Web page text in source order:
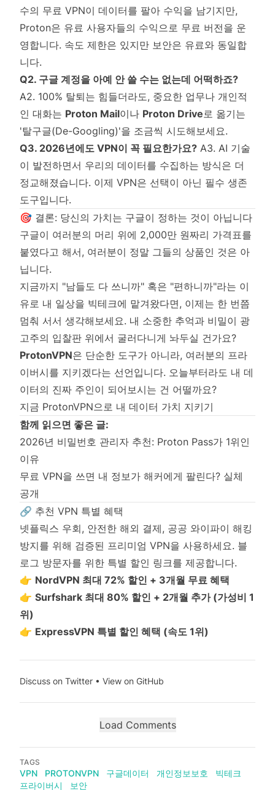
수의 무료 VPN이 데이터를 팔아 수익을 남기지만,
Proton은 유료 사용자들의 수익으로 무료 버전을 운
영합니다. 속도 제한은 있지만 보안은 유료와 동일합
니다.
Q2. 구글 계정을 아예 안 쓸 수는 없는데 어떡하죠?
A2. 100% 탈퇴는 힘들더라도, 중요한 업무나 개인적
인 대화는 Proton Mail이나 Proton Drive 로 옮기는
'탈구글(De-Googling)'을 조금씩 시도해보세요.
Q3. 2026년에도 VPN이 꼭 필요한가요? A3. AI 기술
이 발전하면서 우리의 데이터를 수집하는 방식은 더
정교해졌습니다. 이제 VPN은 선택이 아닌 필수 생존
도구입니다.
🎯 결론: 당신의 가치는 구글이 정하는 것이 아닙니다
구글이 여러분의 머리 위에 2,000만 원짜리 가격표를
붙였다고 해서, 여러분이 정말 그들의 상품인 것은 아
닙니다.
지금까지 "남들도 다 쓰니까" 혹은 "편하니까"라는 이
유로 내 일상을 빅테크에 맡겨왔다면, 이제는 한 번쯤
멈춰 서서 생각해보세요. 내 소중한 추억과 비밀이 광
고주의 입찰판 위에서 굴러다니게 놔두실 건가요?
ProtonVPN은 단순한 도구가 아니라, 여러분의 프라
이버시를 지키겠다는 선언입니다. 오늘부터라도 내 데
이터의 진짜 주인이 되어보시는 건 어떨까요?
지금 ProtonVPN으로 내 데이터 가치 지키기
함께 읽으면 좋은 글:
2026년 비밀번호 관리자 추천: Proton Pass가 1위인
이유
무료 VPN을 쓰면 내 정보가 해커에게 팔린다? 실체
공개
🔗 추천 VPN 특별 혜택
넷플릭스 우회, 안전한 해외 결제, 공공 와이파이 해킹
방지를 위해 검증된 프리미엄 VPN을 사용하세요. 블
로그 방문자를 위한 특별 할인 링크를 제공합니다.
👉 NordVPN 최대 72% 할인 + 3개월 무료 혜택
👉 Surfshark 최대 80% 할인 + 2개월 추가 (가성비 1
위)
👉 ExpressVPN 특별 할인 혜택 (속도 1위)
Discuss on Twitter • View on GitHub
Load Comments
TAGS
VPN PROTONVPN 구글데이터 개인정보보호
빅테크
프라이버시
보안